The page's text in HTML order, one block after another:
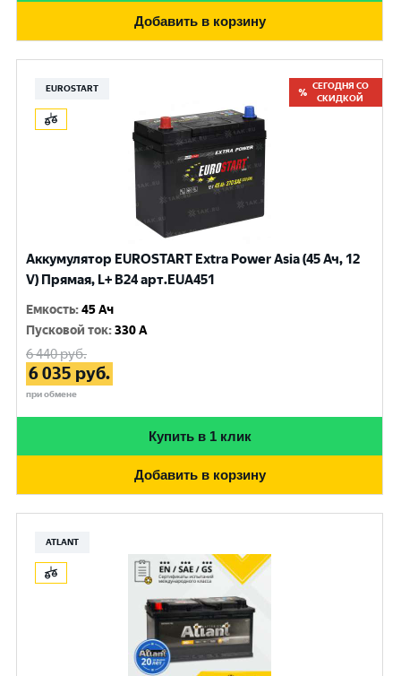
Добавить в корзину
EUROSTART
СЕГОДНЯ СО
СКИДКОЙ
Аккумулятор EUROSTART Extra Power Asia (45 Ач, 12
V) Прямая, L+ B24 арт.EUA451
Емкость:45 Ач
Пусковой ток:330 A
6 440руб.
6 035 руб.
при обмене
Купить в 1 клик
Добавить в корзину
ATLANT